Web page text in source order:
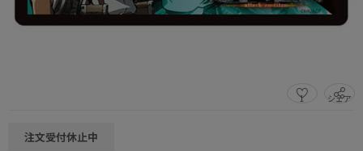
1 シェア
この商品をシェアする
注文受付休止中